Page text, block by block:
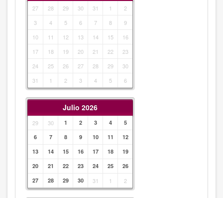
27 28 29 30 31 1
2
3
4 5 6 7 8
9
10
11 12 13 14 15
16
17
18 19 20 21 22
23
24
25 26 27 28 29
30
31
1 2 3 4 5 6
Julio 2026
29 30 1 2 3 4
5
6
7 8 9 10 11
12
13
14 15 16 17 18
19
20
21 22 23 24 25
26
27
28 29 30 31 1 2